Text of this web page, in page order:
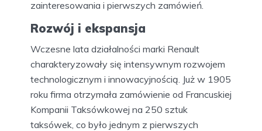
zainteresowania i pierwszych zamówień.
Rozwój i ekspansja
Wczesne lata działalności marki Renault
charakteryzowały się intensywnym rozwojem
technologicznym i innowacyjnością. Już w 1905
roku firma otrzymała zamówienie od Francuskiej
Kompanii Taksówkowej na 250 sztuk
taksówek, co było jednym z pierwszych